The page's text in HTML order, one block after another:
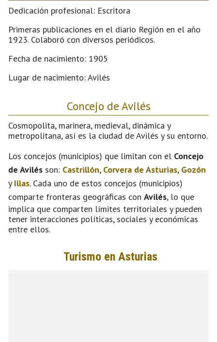
Dedicación profesional: Escritora
Primeras publicaciones en el diario Región en el año
1923. Colaboró con diversos periódicos.
Fecha de nacimiento: 1905
Lugar de nacimiento: Avilés
Concejo de Avilés
Cosmopolita, marinera, medieval, dinámica y
metropolitana, así es la ciudad de Avilés y su entorno.
Los concejos (municipios) que limitan con el Concejo
de Avilés son: Castrillón, Corvera de Asturias, Gozón
y Illas. Cada uno de estos concejos (municipios)
comparte fronteras geográficas con Avilés, lo que
implica que comparten límites territoriales y pueden
tener interacciones políticas, sociales y económicas
entre ellos.